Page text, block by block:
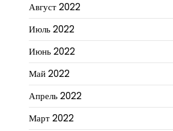
Август 2022
Июль 2022
Июнь 2022
Май 2022
Апрель 2022
Март 2022